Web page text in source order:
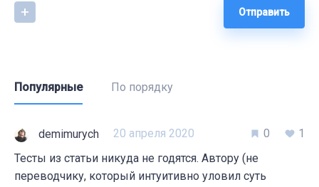
Отправить
Популярные По порядку
demimurych 20 апреля 2020 0
1
Тесты из статьи никуда не годятся. Автору (не
переводчику, который интуитивно уловил суть